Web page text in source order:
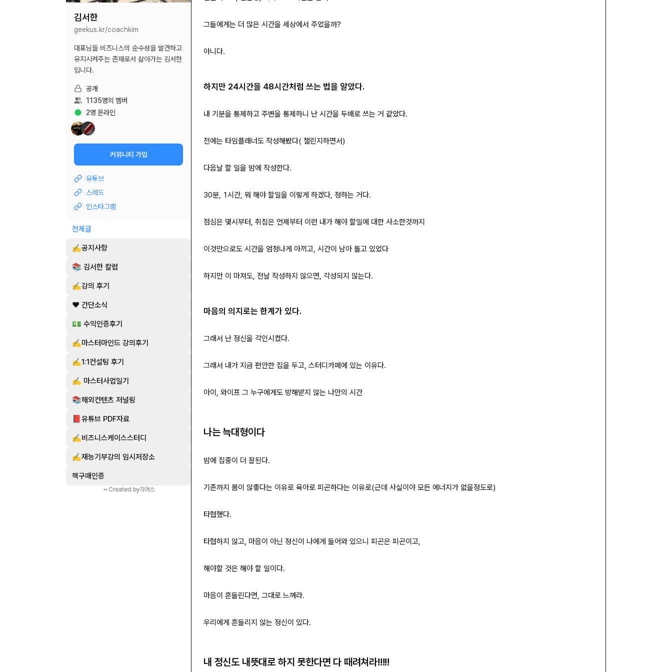
김서한
geekus.kr/coachkim
대표님들 비즈니스의 순수성을 발견하고
유지시켜주는 존재로서 살아가는 김서한
입니다.
공개
1135명의 멤버
2명 온라인
커뮤니티 가입
유튜브
스레드
인스타그램
전체글
✍️공지사항
📚 김서한 칼럼
✍️강의 후기
❤️ 간단소식
💵 수익인증후기
✍️마스터마인드 강의후기
✍️1:1컨설팅 후기
✍️ 마스터사업일기
📚해외컨텐츠 저널링
📕유튜브 PDF자료
✍️비즈니스케이스스터디
✍️재능기부강의 임시저장소
책구매인증
Created by긱어스
그들에게는 더 많은 시간을 세상에서 주었을까?
아니다.
하지만 24시간을 48시간처럼 쓰는 법을 알았다.
내 기분을 통제하고 주변을 통제하니 난 시간을 두배로 쓰는 거 같았다.
전에는 타임플래너도 작성해봤다( 챌린지하면서)
다음날 할 일을 밤에 작성한다.
30분, 1시간, 뭐 해야 할일을 이렇게 하겠다, 정하는 거다.
점심은 몇시부터, 취침은 언제부터 이런 내가 해야 할일에 대한 사소한것까지
이것만으로도 시간을 엄청나게 아끼고, 시간이 남아 돌고 있었다
하지만 이 마져도, 전날 작성하지 않으면, 각성되지 않는다.
마음의 의지로는 한계가 있다.
그래서 난 정신을 각인시켰다.
그래서 내가 지금 편안한 집을 두고, 스터디카페에 있는 이유다.
아이, 와이프 그 누구에게도 방해받지 않는 나만의 시간
나는 늑대형이다
밤에 집중이 더 잘된다.
기존까지 몸이 않좋다는 이유로 육아로 피곤하다는 이유로(근데 사실이야 모든 에너지가 없을정도로)
타협했다.
타협하지 않고, 마음이 아닌 정신이 나에게 들어와 있으니 피곤은 피곤이고,
해야할 것은 해야 할 일이다.
마음이 흔들린다면, 그대로 느껴라.
우리에게 흔들리지 않는 정신이 있다.
내 정신도 내뜻대로 하지 못한다면 다 때려쳐라!!!!!